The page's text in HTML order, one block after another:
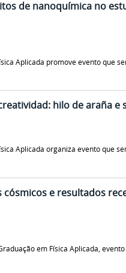
de nanoquímica no
Aplicada promove evento que
hilo de araña e
Aplicada organiza evento que
cósmicos e resultados
em Física Aplicada,